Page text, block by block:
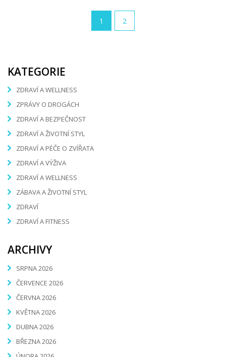
1 2
KATEGORIE
ZDRAVÍ A WELLNESS
ZPRÁVY O DROGÁCH
ZDRAVÍ A BEZPEČNOST
ZDRAVÍ A ŽIVOTNÍ STYL
ZDRAVÍ A PÉČE O ZVÍŘATA
ZDRAVÍ A VÝŽIVA
ZDRAVÍ A WELLNESS
ZÁBAVA A ŽIVOTNÍ STYL
ZDRAVÍ
ZDRAVÍ A FITNESS
ARCHIVY
SRPNA 2026
ČERVENCE 2026
ČERVNA 2026
KVĚTNA 2026
DUBNA 2026
BŘEZNA 2026